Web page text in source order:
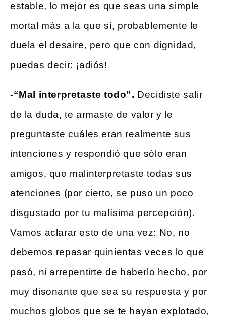
estable, lo mejor es que seas una simple
mortal más a la que sí, probablemente le
duela el desaire, pero que con dignidad,
puedas decir: ¡adiós!
-“Mal interpretaste todo”. Decidiste salir
de la duda, te armaste de valor y le
preguntaste cuáles eran realmente sus
intenciones y respondió que sólo eran
amigos, que malinterpretaste todas sus
atenciones (por cierto, se puso un poco
disgustado por tu malísima percepción).
Vamos aclarar esto de una vez: No, no
debemos repasar quinientas veces lo que
pasó, ni arrepentirte de haberlo hecho, por
muy disonante que sea su respuesta y por
muchos globos que se te hayan explotado,